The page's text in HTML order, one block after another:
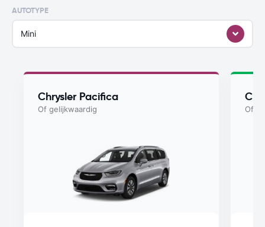
AUTOTYPE
Mini
Chrysler Pacifica
Of gelijkwaardig Of